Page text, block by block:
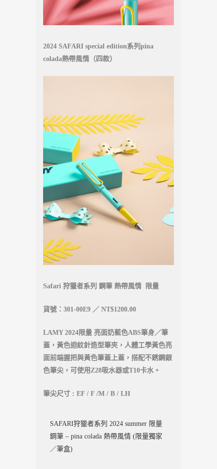
2024 SAFARI special edition系列pina
colada熱帶風情（四款）
Safari 狩獵者系列 鋼筆 熱帶風情 限量
貨號：301-00E9 ／ NT$1200.00
LAMY 2024限量 亮面奶藍色ABS筆身／筆
蓋，黃色迴紋針造型筆夾，人體工學黃色亮
面前端握把與黃色筆蓋上蓋，搭配不銹鋼銀
色筆尖，可使用Z28吸水器或T10卡水。
筆尖尺寸 : EF / F /M / B / LH
SAFARI狩獵者系列 2024 summer 限量
鋼筆 – pina colada 熱帶風情 (限量獨家
／筆盒)